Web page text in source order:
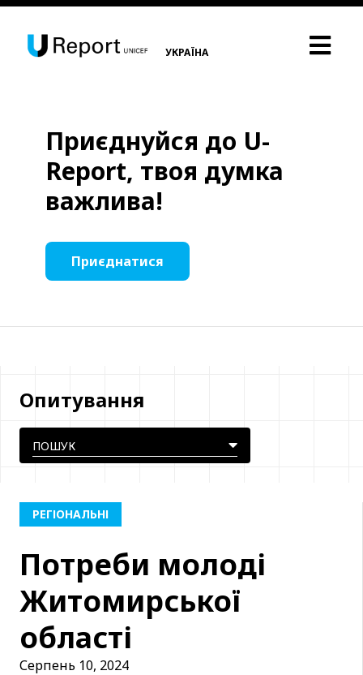
УКРАЇНА
Приєднуйся до U-
Report, твоя думка
важлива!
Приєднатися
Опитування
РЕГІОНАЛЬНІ
Потреби молоді
Житомирської
області
Серпень 10, 2024